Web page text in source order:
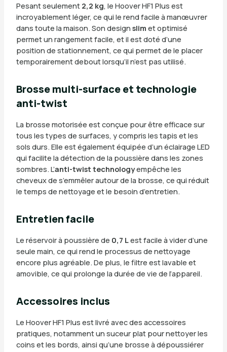
Pesant seulement 2,2 kg, le Hoover HF1 Plus est
incroyablement léger, ce qui le rend facile à manœuvrer
dans toute la maison. Son design slim et optimisé
permet un rangement facile, et il est doté d’une
position de stationnement, ce qui permet de le placer
temporairement debout lorsqu’il n’est pas utilisé.
Brosse multi-surface et technologie
anti-twist
La brosse motorisée est conçue pour être efficace sur
tous les types de surfaces, y compris les tapis et les
sols durs. Elle est également équipée d’un éclairage LED
qui facilite la détection de la poussière dans les zones
sombres. L’anti-twist technologyempêche les
cheveux de s’emmêler autour de la brosse, ce qui réduit
le temps de nettoyage et le besoin d’entretien.
Entretien facile
Le réservoir à poussière de 0,7 Lest facile à vider d’une
seule main, ce qui rend le processus de nettoyage
encore plus agréable. De plus, le filtre est lavable et
amovible, ce qui prolonge la durée de vie de l’appareil.
Accessoires inclus
Le Hoover HF1 Plus est livré avec des accessoires
pratiques, notamment un suceur plat pour nettoyer les
coins et les bords, ainsi qu’une brosse à dépoussiérer